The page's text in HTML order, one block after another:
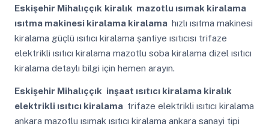
Eskişehir Mihalıççık kiralık mazotlu ısımak kiralama
ısıtma makinesi kiralama kiralama hızlı ısıtma makinesi
kiralama güçlü ısıtıcı kiralama şantiye ısıtıcısı trifaze
elektrikli ısıtıcı kiralama mazotlu soba kiralama dizel ısıtıcı
kiralama detaylı bilgi için hemen arayın.
Eskişehir Mihalıççık inşaat ısıtıcı kiralama kiralık
elektrikli ısıtıcı kiralama trifaze elektrikli ısıtıcı kiralama
ankara mazotlu ısımak ısıtıcı kiralama ankara sanayi tipi